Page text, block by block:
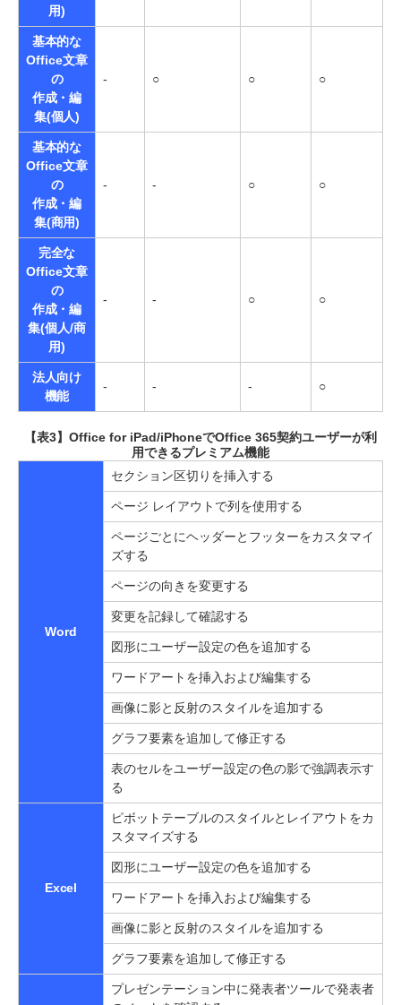
用)
基本的な
Office文章
の
作成・編
集(個人)
- ○ ○ ○
基本的な
Office文章
の
作成・編
集(商用)
- - ○ ○
完全な
Office文章
の
作成・編
集(個人/商
用)
- - ○ ○
法人向け
機能
- - - ○
【表3】Office for iPad/iPhoneでOffice 365契約ユーザーが利
用できるプレミアム機能
Word
セクション区切りを挿入する
ページ レイアウトで列を使用する
ページごとにヘッダーとフッターをカスタマイ
ズする
ページの向きを変更する
変更を記録して確認する
図形にユーザー設定の色を追加する
ワードアートを挿入および編集する
画像に影と反射のスタイルを追加する
グラフ要素を追加して修正する
表のセルをユーザー設定の色の影で強調表示す
る
Excel
ピボットテーブルのスタイルとレイアウトをカ
スタマイズする
図形にユーザー設定の色を追加する
ワードアートを挿入および編集する
画像に影と反射のスタイルを追加する
グラフ要素を追加して修正する
プレゼンテーション中に発表者ツールで発表者